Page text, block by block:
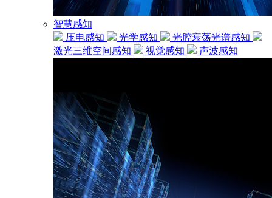
智慧感知
压电感知
光学感知
光腔衰荡光谱感知
激光三维空间感知
视觉感知 声波感知